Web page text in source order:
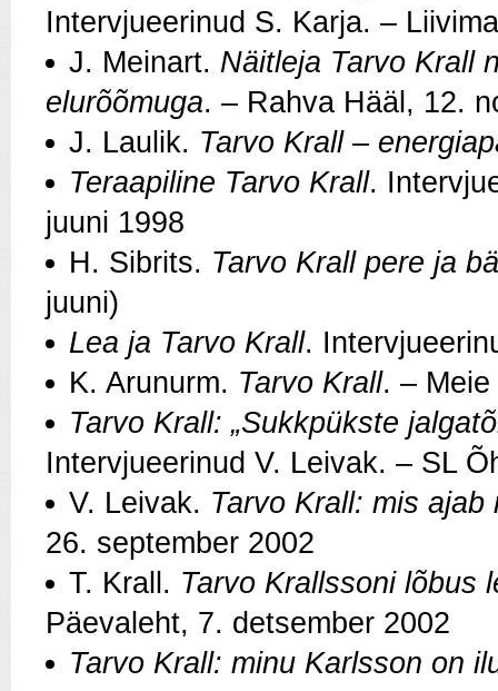
Intervjueerinud S. Karja. –
J. Meinart. Näitleja Tarvo Krall
elurõõmuga. – Rahva Hääl, 12.
J. Laulik. Tarvo Krall –
Teraapiline Tarvo Krall.
juuni 1998
H. Sibrits. Tarvo Krall pere ja
juuni)
Lea ja Tarvo Krall.
K. Arunurm. Tarvo Krall. –
Tarvo Krall: „Sukkpükste
Intervjueerinud V. Leivak. – SL
V. Leivak. Tarvo Krall: mis
26. september 2002
T. Krall. Tarvo Krallssoni lõbus
Päevaleht, 7. detsember 2002
Tarvo Krall: minu Karlsson on